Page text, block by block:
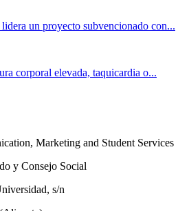
un proyecto subvencionado con...
corporal elevada, taquicardia o...
Marketing and Student Services
y Consejo Social
s/n